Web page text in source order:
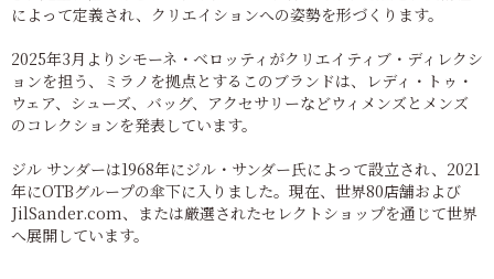
によって定義され、クリエイションへの姿勢を形づくります。
2025年3月よりシモーネ・ベロッティがクリエイティブ・ディレクシ
ョンを担う、ミラノを拠点とするこのブランドは、レディ・トゥ・
ウェア、シューズ、バッグ、アクセサリーなどウィメンズとメンズ
のコレクションを発表しています。
ジル サンダーは1968年にジル・サンダー氏によって設立され、2021
年にOTBグループの傘下に入りました。現在、世界80店舗および
JilSander.com、または厳選されたセレクトショップを通じて世界
へ展開しています。